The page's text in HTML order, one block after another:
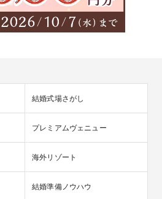
結婚式場さがし
プレミアムヴェニュー
海外リゾート
結婚準備ノウハウ